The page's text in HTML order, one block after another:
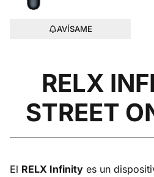
AVÍSAME
RELX
STREET
El RELX Infinity es un